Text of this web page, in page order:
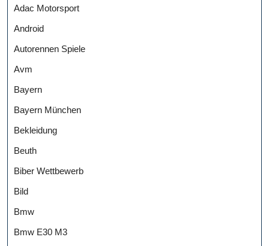
Adac Motorsport
Android
Autorennen Spiele
Avm
Bayern
Bayern München
Bekleidung
Beuth
Biber Wettbewerb
Bild
Bmw
Bmw E30 M3